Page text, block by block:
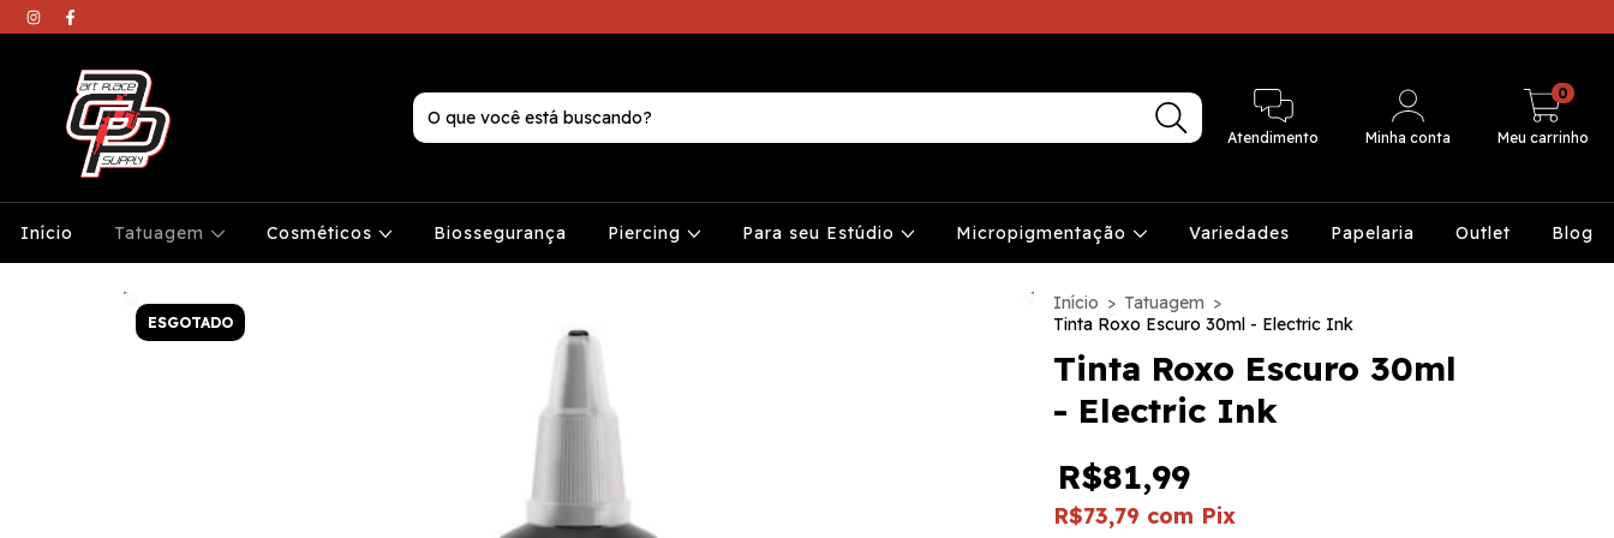
Atendimento Minha conta Meu carrinho
0
Início Tatuagem Cosméticos Biossegurança Piercing Para seu Estúdio Micropigmentação Variedades Papelaria Outlet Blog
ESGOTADO
Início > Tatuagem >
Tinta Roxo Escuro 30ml - Electric Ink
Tinta Roxo Escuro 30ml
- Electric Ink
R$81,99
R$73,79 com Pix